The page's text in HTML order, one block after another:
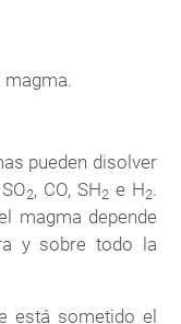
magma.
pueden disolver
2, CO, SH2e H2.
magma depende
y sobre todo la
está sometido el